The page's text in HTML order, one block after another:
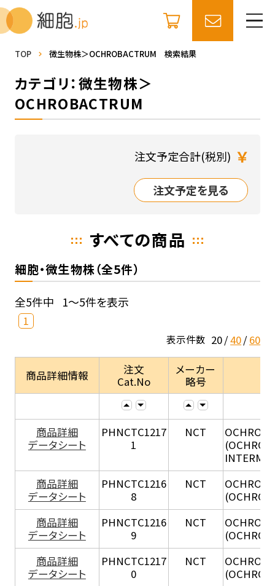
TOP 微生物株＞OCHROBACTRUM 検索結果
カテゴリ：微生物株＞
OCHROBACTRUM
注文予定合計(税別) ￥
注文予定を見る
すべての商品
細胞・微生物株（全5件）
全5件中 1～5件を表示
1
表示件数 20 40 60
商品詳細情報
注文
Cat.No
メーカー
略号
商品詳細
データシート
PHNCTC1217
1
NCT
商品詳細
データシート
PHNCTC1216
8
NCT
商品詳細
データシート
PHNCTC1216
9
NCT
商品詳細
データシート
PHNCTC1217
0
NCT